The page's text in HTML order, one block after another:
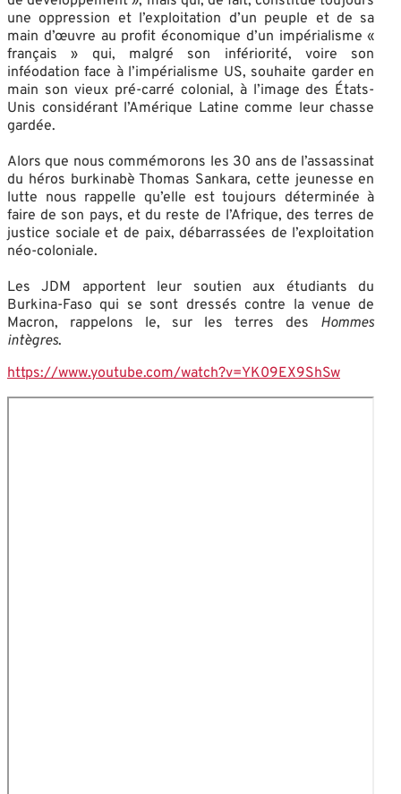
une oppression et l’exploitation d’un peuple et de sa
main d’œuvre au profit économique d’un impérialisme «
français » qui, malgré son infériorité, voire son
inféodation face à l’impérialisme US, souhaite garder en
main son vieux pré-carré colonial, à l’image des États-
Unis considérant l’Amérique Latine comme leur chasse
gardée.
Alors que nous commémorons les 30 ans de l’assassinat
du héros burkinabè Thomas Sankara, cette jeunesse en
lutte nous rappelle qu’elle est toujours déterminée à
faire de son pays, et du reste de l’Afrique, des terres de
justice sociale et de paix, débarrassées de l’exploitation
néo-coloniale.
Les JDM apportent leur soutien aux étudiants du
Burkina-Faso qui se sont dressés contre la venue de
Macron, rappelons le, sur les terres des Hommes
intègres.
https://www.youtube.com/watch?v=YK09EX9ShSw